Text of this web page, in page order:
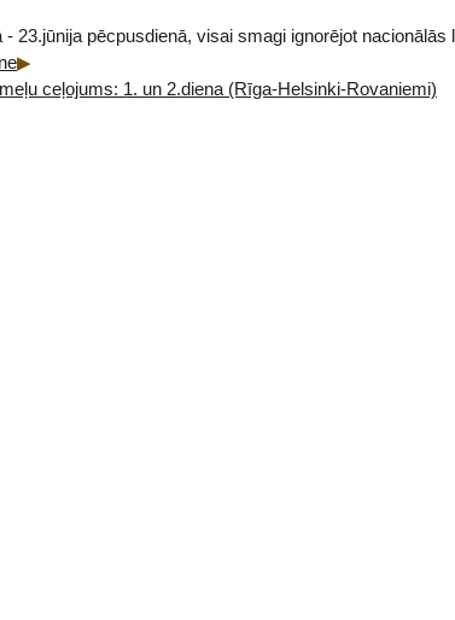
- 23.jūnija pēcpusdienā, visai smagi ignorējot
ceļojums: 1. un 2.diena (Rīga-Helsinki-Rovaniemi)